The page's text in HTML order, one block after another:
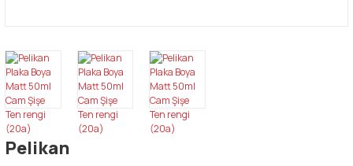
Pelikan